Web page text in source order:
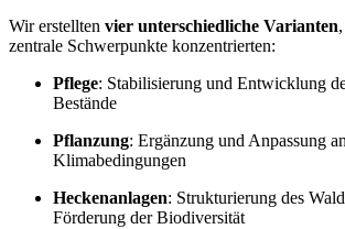
Wir erstellten vier unterschiedliche Varianten
zentrale Schwerpunkte konzentrierten:
Pflege: Stabilisierung und Entwicklung
Bestände
Pflanzung: Ergänzung und Anpassung
Klimabedingungen
Heckenanlagen: Strukturierung des
Förderung der Biodiversität